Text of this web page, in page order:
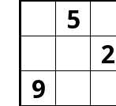
5
2
9